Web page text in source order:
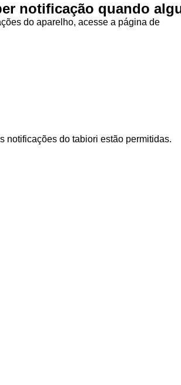
notificação quando
do aparelho, acesse a página de
notificações do tabiori estão permitidas.